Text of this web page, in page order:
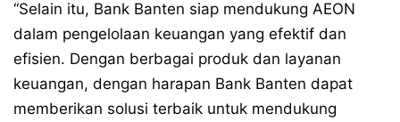
“Selain itu, Bank Banten siap mendukung AEON
dalam pengelolaan keuangan yang efektif dan
efisien. Dengan berbagai produk dan layanan
keuangan, dengan harapan Bank Banten dapat
memberikan solusi terbaik untuk mendukung